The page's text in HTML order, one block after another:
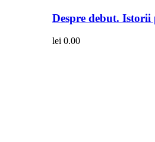
Despre debut.
lei 0.00